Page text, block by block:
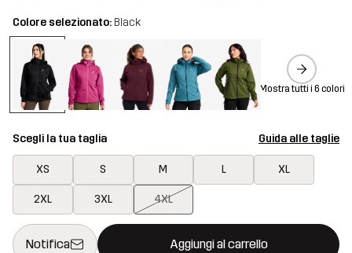
Colore selezionato: Black
Mostra tutti i 6 colori
Scegli la tua taglia Guida alle taglie
XS S M L XL
2XL 3XL 4XL
Notifica Aggiungi al carrello
Questo tasto aprirà una finestra modale per confermare un
{{size}} non disponibile